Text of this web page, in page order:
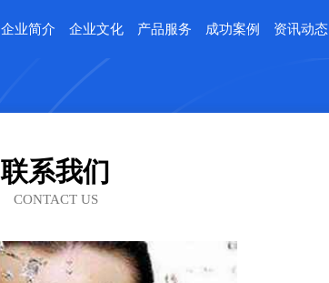
企业简介 企业文化 产品服务 成功案例 资讯动态
联系我们
CONTACT US